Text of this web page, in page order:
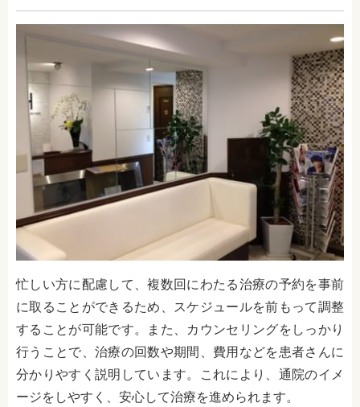
忙しい方に配慮して、複数回にわたる治療の予約を事前
に取ることができるため、スケジュールを前もって調整
することが可能です。また、カウンセリングをしっかり
行うことで、治療の回数や期間、費用などを患者さんに
分かりやすく説明しています。これにより、通院のイメ
ージをしやすく、安心して治療を進められます。